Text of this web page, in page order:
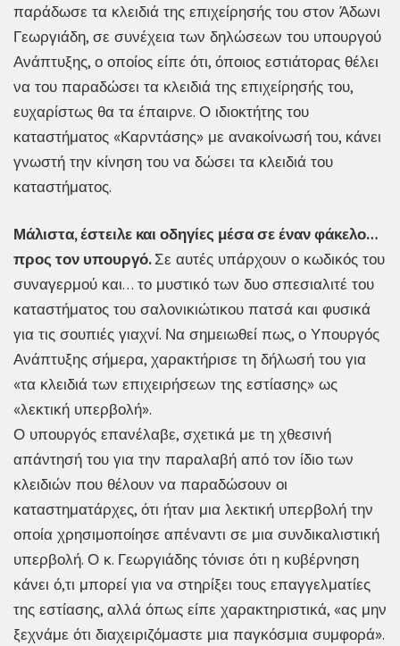
παράδωσε τα κλειδιά της επιχείρησής του στον Άδωνι
Γεωργιάδη, σε συνέχεια των δηλώσεων του υπουργού
Ανάπτυξης, ο οποίος είπε ότι, όποιος εστιάτορας θέλει
να του παραδώσει τα κλειδιά της επιχείρησής του,
ευχαρίστως θα τα έπαιρνε. Ο ιδιοκτήτης του
καταστήματος «Καρντάσης» με ανακοίνωσή του, κάνει
γνωστή την κίνηση του να δώσει τα κλειδιά του
καταστήματος.
Μάλιστα, έστειλε και οδηγίες μέσα σε έναν φάκελο…
προς τον υπουργό.Σε αυτές υπάρχουν ο κωδικός του
συναγερμού και… το μυστικό των δυο σπεσιαλιτέ του
καταστήματος του σαλονικιώτικου πατσά και φυσικά
για τις σουπιές γιαχνί. Να σημειωθεί πως, ο Υπουργός
Ανάπτυξης σήμερα, χαρακτήρισε τη δήλωσή του για
«τα κλειδιά των επιχειρήσεων της εστίασης» ως
«λεκτική υπερβολή».
Ο υπουργός επανέλαβε, σχετικά με τη χθεσινή
απάντησή του για την παραλαβή από τον ίδιο των
κλειδιών που θέλουν να παραδώσουν οι
καταστηματάρχες, ότι ήταν μια λεκτική υπερβολή την
οποία χρησιμοποίησε απέναντι σε μια συνδικαλιστική
υπερβολή. Ο κ. Γεωργιάδης τόνισε ότι η κυβέρνηση
κάνει ό,τι μπορεί για να στηρίξει τους επαγγελματίες
της εστίασης, αλλά όπως είπε χαρακτηριστικά, «ας μην
ξεχνάμε ότι διαχειριζόμαστε μια παγκόσμια συμφορά».